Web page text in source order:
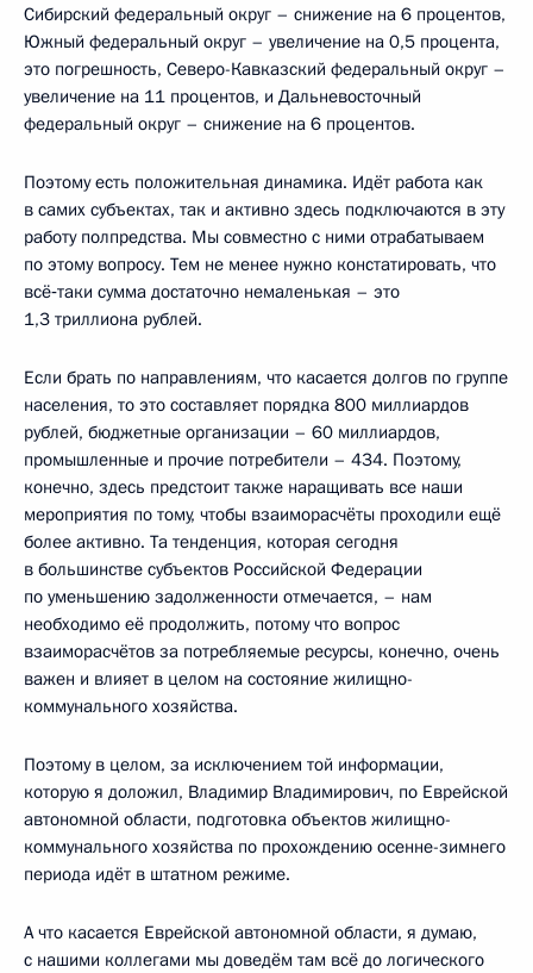
Сибирский федеральный округ – снижение на 6 процентов,
Южный федеральный округ – увеличение на 0,5 процента,
это погрешность, Северо-Кавказский федеральный округ –
увеличение на 11 процентов, и Дальневосточный
федеральный округ – снижение на 6 процентов.
Поэтому есть положительная динамика. Идёт работа как
в самих субъектах, так и активно здесь подключаются в эту
работу полпредства. Мы совместно с ними отрабатываем
по этому вопросу. Тем не менее нужно констатировать, что
всё‑таки сумма достаточно немаленькая – это
1,3 триллиона рублей.
Если брать по направлениям, что касается долгов по группе
населения, то это составляет порядка 800 миллиардов
рублей, бюджетные организации – 60 миллиардов,
промышленные и прочие потребители – 434. Поэтому,
конечно, здесь предстоит также наращивать все наши
мероприятия по тому, чтобы взаиморасчёты проходили ещё
более активно. Та тенденция, которая сегодня
в большинстве субъектов Российской Федерации
по уменьшению задолженности отмечается, – нам
необходимо её продолжить, потому что вопрос
взаиморасчётов за потребляемые ресурсы, конечно, очень
важен и влияет в целом на состояние жилищно-
коммунального хозяйства.
Поэтому в целом, за исключением той информации,
которую я доложил, Владимир Владимирович, по Еврейской
автономной области, подготовка объектов жилищно-
коммунального хозяйства по прохождению осенне-зимнего
периода идёт в штатном режиме.
А что касается Еврейской автономной области, я думаю,
с нашими коллегами мы доведём там всё до логического